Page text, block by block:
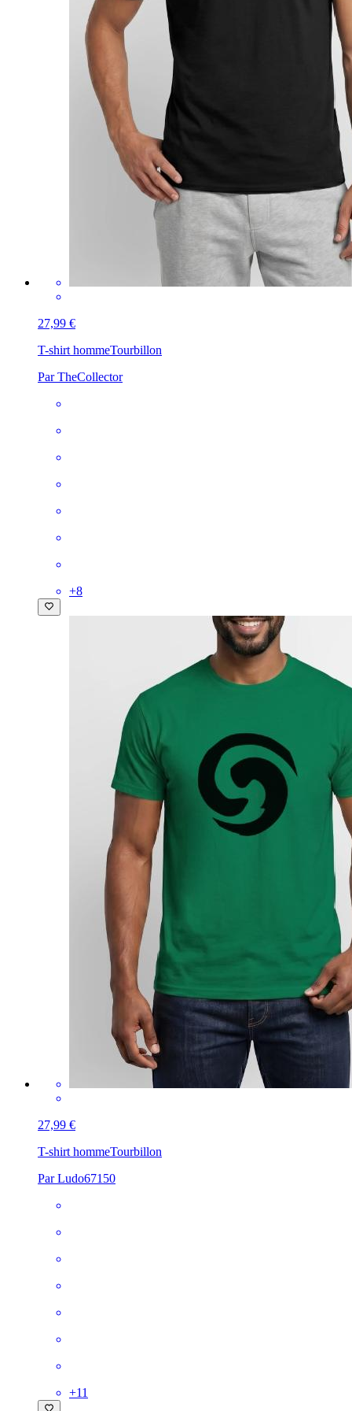
27,99 €
T-shirt hommeTourbillon
Par TheCollector
+8
27,99 €
T-shirt hommeTourbillon
Par Ludo67150
+11